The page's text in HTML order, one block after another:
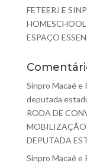
FETEERJ E
ESPAÇO
Sinpro Macaé e
deputada
RODA DE
MOBILIZAÇÃO
DEPUTADA
Sinpro Macaé e